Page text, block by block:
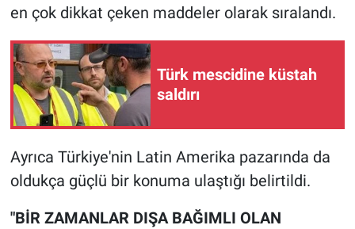
en çok dikkat çeken maddeler olarak sıralandı.
Türk mescidine küstah
saldırı
Ayrıca Türkiye'nin Latin Amerika pazarında da
oldukça güçlü bir konuma ulaştığı belirtildi.
"BİR ZAMANLAR DIŞA BAĞIMLI OLAN